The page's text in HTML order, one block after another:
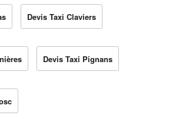
Devis Taxi Claviers
Devis Taxi Pignans